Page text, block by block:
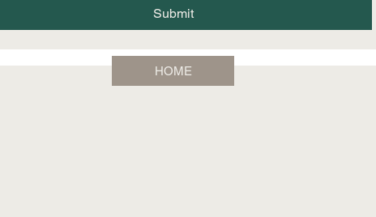
Submit
HOME